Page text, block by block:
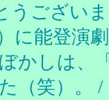
うござい
に能登演
かしは、
（笑）。 /